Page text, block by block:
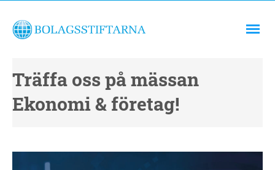
Träffa oss på mässan
Ekonomi & företag!